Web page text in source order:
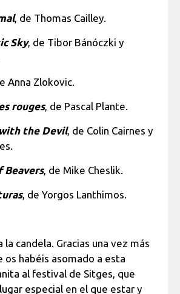
, de Thomas Cailley.
Sky, de Tibor Bánóczki y
Anna Zlokovic.
rouges, de Pascal Plante.
the Devil, de Colin Cairnes y
Beavers, de Mike Cheslik.
, de Yorgos Lanthimos.
la candela. Gracias una vez más
os habéis asomado a esta
al festival de Sitges, que
especial en el que estar y